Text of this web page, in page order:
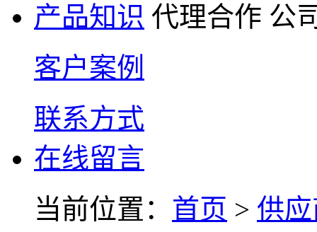
产品知识 代理合作 公
客户案例
联系方式
在线留言
当前位置： 首页 > 供